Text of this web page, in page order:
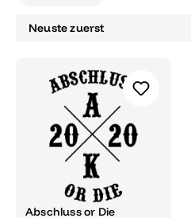
Abschluss or Die